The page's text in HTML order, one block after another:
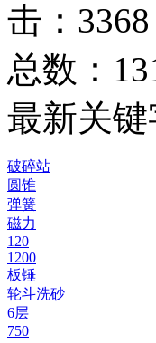
击： 3368
总数：13
最新关键
破碎站
圆锥
弹簧
磁力
120
1200
板锤
轮斗洗砂
6层
750